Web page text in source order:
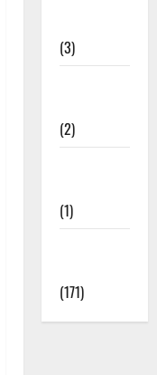
(3)
(2)
(1)
(171)